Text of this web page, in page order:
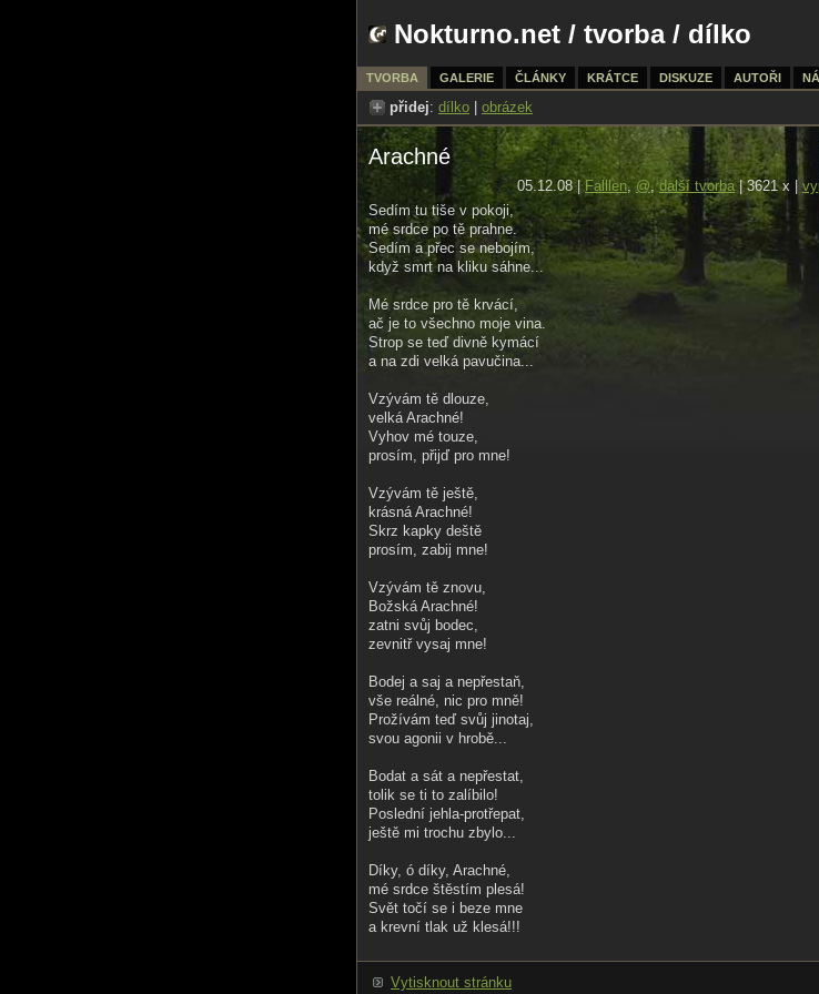
Nokturno.net / tvorba/ dílko
TVORBA GALERIE ČLÁNKY KRÁTCE DISKUZE AUTOŘI
přidej: dílko obrázek
Arachné
05.12.08 |Falllen, @,další tvorba| 3621 x |
Sedím tu tiše v pokoji,
mé srdce po tě prahne.
Sedím a přec se nebojím,
když smrt na kliku sáhne...
Mé srdce pro tě krvácí,
ač je to všechno moje vina.
Strop se teď divně kymácí
a na zdi velká pavučina...
Vzývám tě dlouze,
velká Arachné!
Vyhov mé touze,
prosím, přijď pro mne!
Vzývám tě ještě,
krásná Arachné!
Skrz kapky deště
prosím, zabij mne!
Vzývám tě znovu,
Božská Arachné!
zatni svůj bodec,
zevnitř vysaj mne!
Bodej a saj a nepřestaň,
vše reálné, nic pro mně!
Prožívám teď svůj jinotaj,
svou agonii v hrobě...
Bodat a sát a nepřestat,
tolik se ti to zalíbilo!
Poslední jehla-protřepat,
ještě mi trochu zbylo...
Díky, ó díky, Arachné,
mé srdce štěstím plesá!
Svět točí se i beze mne
a krevní tlak už klesá!!!
Vytisknout stránku